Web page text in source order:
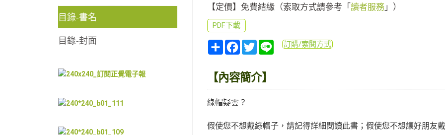
【定價】免費結緣（索取方式請參考「讀者服務 」）
PDF下載
分
享
Facebook
TwitterLine訂購/索閱方式
【內容簡介】
綠帽疑雲？
假使您不想戴綠帽子，請記得詳細閱讀此書；假使您不想讓好朋友
目錄-書名
目錄-封面